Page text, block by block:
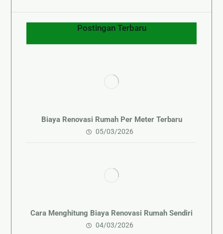
Postingan Terbaru
Biaya Renovasi Rumah Per Meter Terbaru
05/03/2026
Cara Menghitung Biaya Renovasi Rumah Sendiri
04/03/2026